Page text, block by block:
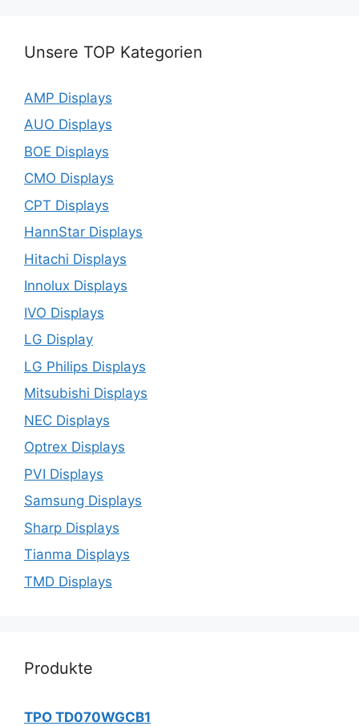
Unsere TOP Kategorien
AMP Displays
AUO Displays
BOE Displays
CMO Displays
CPT Displays
HannStar Displays
Hitachi Displays
Innolux Displays
IVO Displays
LG Display
LG Philips Displays
Mitsubishi Displays
NEC Displays
Optrex Displays
PVI Displays
Samsung Displays
Sharp Displays
Tianma Displays
TMD Displays
Produkte
TPO TD070WGCB1